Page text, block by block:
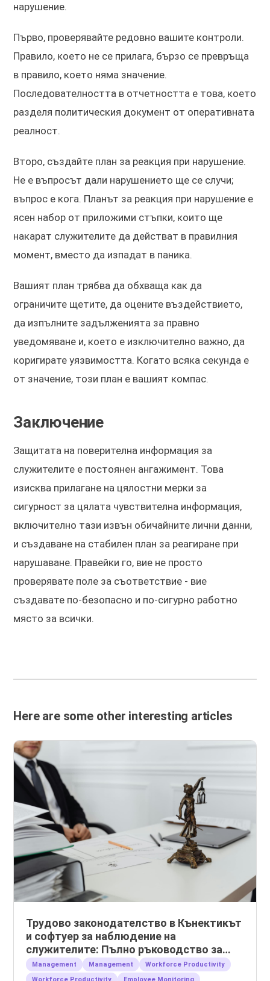
нарушение.
Първо, проверявайте редовно вашите контроли.
Правило, което не се прилага, бързо се превръща
в правило, което няма значение.
Последователността в отчетността е това, което
разделя политическия документ от оперативната
реалност.
Второ, създайте план за реакция при нарушение.
Не е въпросът дали нарушението ще се случи;
въпрос е кога. Планът за реакция при нарушение е
ясен набор от приложими стъпки, които ще
накарат служителите да действат в правилния
момент, вместо да изпадат в паника.
Вашият план трябва да обхваща как да
ограничите щетите, да оцените въздействието,
да изпълните задълженията за правно
уведомяване и, което е изключително важно, да
коригирате уязвимостта. Когато всяка секунда е
от значение, този план е вашият компас.
Заключение
Защитата на поверителна информация за
служителите е постоянен ангажимент. Това
изисква прилагане на цялостни мерки за
сигурност за цялата чувствителна информация,
включително тази извън обичайните лични данни,
и създаване на стабилен план за реагиране при
нарушаване. Правейки го, вие не просто
проверявате поле за съответствие - вие
създавате по-безопасно и по-сигурно работно
място за всички.
Here are some other interesting articles
Трудово законодателство в Кънектикът
и софтуер за наблюдение на
служителите: Пълно ръководство за
работодатели
Management Management
Workforce Productivity
Workforce Productivity
Employee Monitoring